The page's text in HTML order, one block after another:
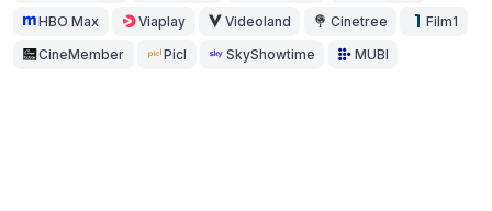
HBO Max Viaplay Videoland Cinetree Film1
CineMember Picl SkyShowtime MUBI